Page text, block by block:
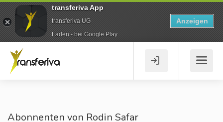
Abonnenten von Rodin Safar
transferiva App
transferiva UG
Laden - bei Google Play
Anzeigen